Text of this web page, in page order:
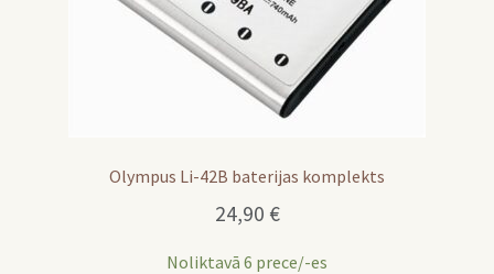
Olympus Li-42B baterijas komplekts
24,90 €
Noliktavā 6 prece/-es